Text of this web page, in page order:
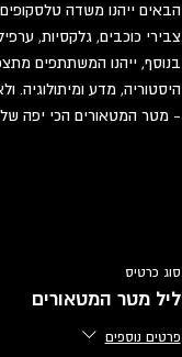
הבאים ייהנו משדה
צבירי כוכבים, גלקסיות,
בנוסף, ייהנו המשתתפים
היסטוריה, מדע
- מטר המטאורים הכי יפה
סוג כרטיס
ליל מטר המטאורים
פרטים נוספים